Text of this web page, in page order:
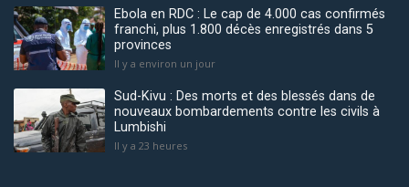
Ebola en RDC : Le cap de 4.000 cas confirmés
franchi, plus 1.800 décès enregistrés dans 5
provinces
Il y a environ un jour
Sud-Kivu : Des morts et des blessés dans de
nouveaux bombardements contre les civils à
Lumbishi
Il y a 23 heures